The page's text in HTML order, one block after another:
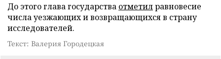
До этого глава государства отметилравновесие
числа уезжающих и возвращающихся в страну
исследователей.
Текст: Валерия Городецкая